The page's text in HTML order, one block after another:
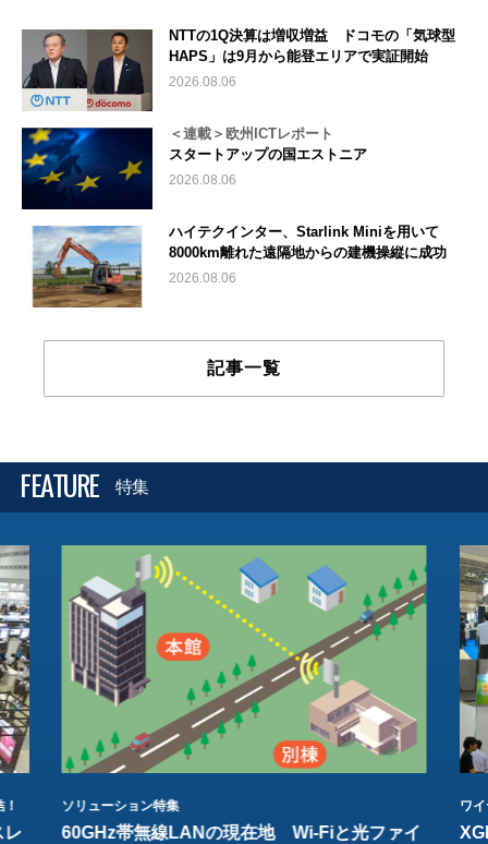
NTTの1Q決算は増収増益 ドコモの「気球型
HAPS」は9月から能登エリアで実証開始
2026.08.06
＜連載＞欧州ICTレポート
スタートアップの国エストニア
2026.08.06
ハイテクインター、Starlink Miniを用いて
8000km離れた遠隔地からの建機操縦に成功
2026.08.06
記事一覧
FEATURE 特集
レ
ソリューション特集
60GHz帯無線LANの現在地 Wi-Fiと光ファイ
ワ